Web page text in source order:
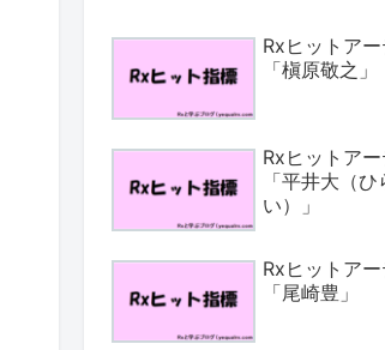
Rxヒットア
「槇原敬之」
Rxヒットア
「平井大（
い）」
Rxヒットア
「尾崎豊」